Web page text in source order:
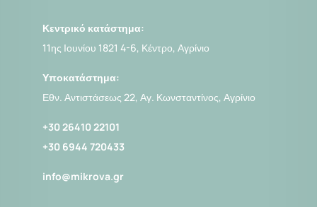
Κεντρικό κατάστημα:
11ης Ιουνίου 1821 4-6, Κέντρο, Αγρίνιο
Υποκατάστημα:
Εθν. Αντιστάσεως 22, Αγ. Κωνσταντίνος, Αγρίνιο
+30 26410 22101
+30 6944 720433
info@mikrova.gr